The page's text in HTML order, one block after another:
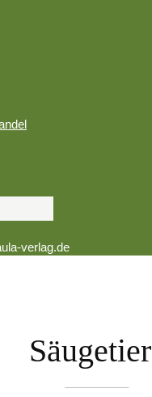
verlag.de